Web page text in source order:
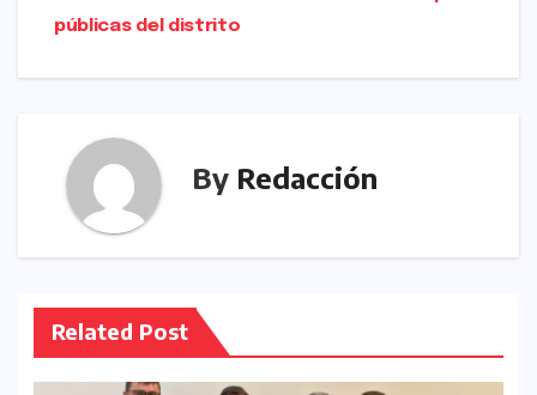
o
k
o
n
entradas
públicas del distrito
By Redacción
Related Post